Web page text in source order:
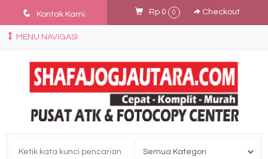
q Kontak Kami Rp 0 0 Checkout
MENU NAVIGASI